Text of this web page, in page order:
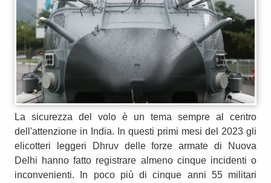
La sicurezza del volo è un tema sempre al centro
dell'attenzione in India. In questi primi mesi del 2023 gli
elicotteri leggeri Dhruv delle forze armate di Nuova
Delhi hanno fatto registrare almeno cinque incidenti o
inconvenienti. In poco più di cinque anni 55 militari